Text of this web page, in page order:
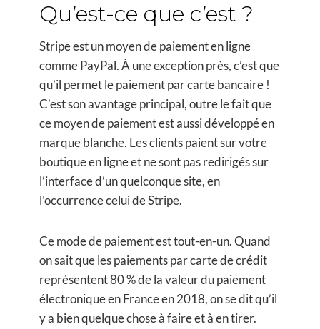
Qu’est-ce que c’est ?
Stripe est un moyen de paiement en ligne
comme PayPal. À une exception près, c’est que
qu’il permet le paiement par carte bancaire !
C’est son avantage principal, outre le fait que
ce moyen de paiement est aussi développé en
marque blanche. Les clients paient sur votre
boutique en ligne et ne sont pas redirigés sur
l’interface d’un quelconque site, en
l’occurrence celui de Stripe.
Ce mode de paiement est tout-en-un. Quand
on sait que les paiements par carte de crédit
représentent 80 % de la valeur du paiement
électronique en France en 2018, on se dit qu’il
y a bien quelque chose à faire et à en tirer.